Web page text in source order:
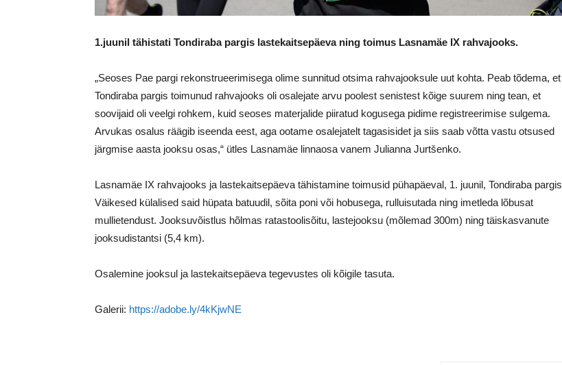
1.juunil tähistati Tondiraba pargis lastekaitsepäeva ning toimus Lasnamäe IX rahvajooks.
„Seoses Pae pargi rekonstrueerimisega olime sunnitud otsima rahvajooksule uut kohta. Peab tõdema, et
Tondiraba pargis toimunud rahvajooks oli osalejate arvu poolest senistest kõige suurem ning tean, et
soovijaid oli veelgi rohkem, kuid seoses materjalide piiratud kogusega pidime registreerimise sulgema.
Arvukas osalus räägib iseenda eest, aga ootame osalejatelt tagasisidet ja siis saab võtta vastu otsused
järgmise aasta jooksu osas,“ ütles Lasnamäe linnaosa vanem Julianna Jurtšenko.
Lasnamäe IX rahvajooks ja lastekaitsepäeva tähistamine toimusid pühapäeval, 1. juunil, Tondiraba pargis
Väikesed külalised said hüpata batuudil, sõita poni või hobusega, rulluisutada ning imetleda lõbusat
mullietendust. Jooksuvõistlus hõlmas ratastoolisõitu, lastejooksu (mõlemad 300m) ning täiskasvanute
jooksudistantsi (5,4 km).
Osalemine jooksul ja lastekaitsepäeva tegevustes oli kõigile tasuta.
Galerii: https://adobe.ly/4kKjwNE